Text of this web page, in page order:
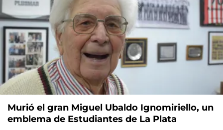
Murió el gran Miguel Ubaldo Ignomiriello, un
emblema de Estudiantes de La Plata